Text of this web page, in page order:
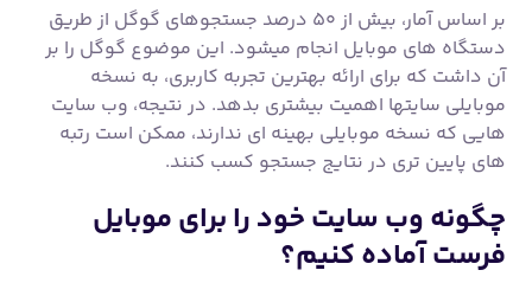
بر اساس آمار، بیش از ۵۰ درصد جستجوهای گوگل از طریق
دستگاه های موبایل انجام میشود. این موضوع گوگل را بر
آن داشت که برای ارائه بهترین تجربه کاربری، به نسخه
موبایلی سایتها اهمیت بیشتری بدهد. در نتیجه، وب سایت
هایی که نسخه موبایلی بهینه ای ندارند، ممکن است رتبه
های پایین تری در نتایج جستجو کسب کنند.
چگونه وب سایت خود را برای موبایل
فرست آماده کنیم؟